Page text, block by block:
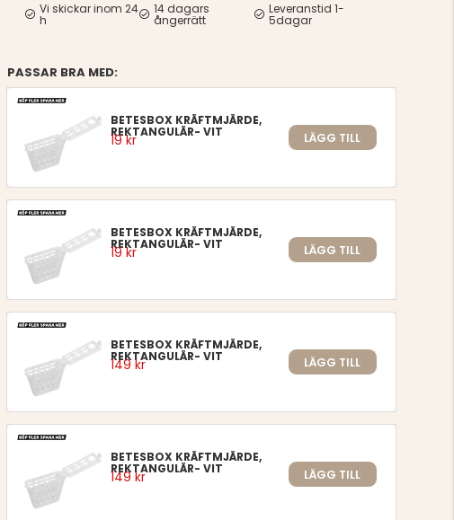
Vi skickar inom 24
h
14 dagars
ångerrätt
Leveranstid 1-
5dagar
PASSAR BRA MED:
BETESBOX KRÄFTMJÄRDE,
REKTANGULÄR- VIT
19 kr LÄGG TILL
BETESBOX KRÄFTMJÄRDE,
REKTANGULÄR- VIT
19 kr LÄGG TILL
BETESBOX KRÄFTMJÄRDE,
REKTANGULÄR- VIT
149 kr LÄGG TILL
BETESBOX KRÄFTMJÄRDE,
REKTANGULÄR- VIT
149 kr LÄGG TILL